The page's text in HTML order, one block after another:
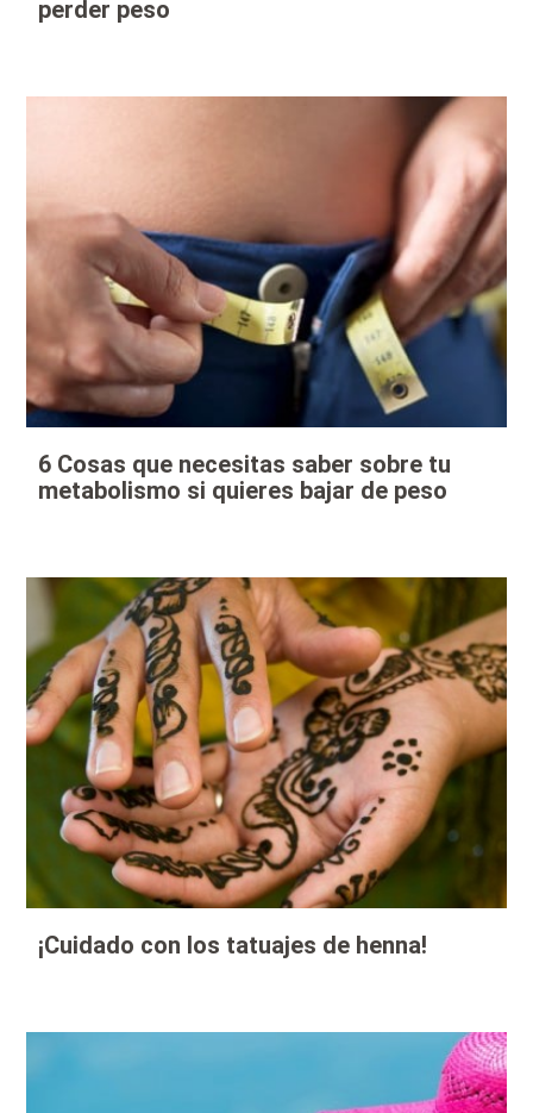
perder peso
6 Cosas que necesitas saber sobre tu
metabolismo si quieres bajar de peso
¡Cuidado con los tatuajes de henna!